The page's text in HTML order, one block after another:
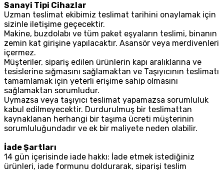
Sanayi Tipi Cihazlar
Uzman teslimat ekibimiz teslimat tarihini onaylamak için
sizinle iletişime geçecektir.
Makine, buzdolabı ve tüm paket eşyaların teslimi, binanın
zemin kat girişine yapılacaktır. Asansör veya merdivenleri
içermez.
Müşteriler, sipariş edilen ürünlerin kapı aralıklarına ve
tesislerine sığmasını sağlamaktan ve Taşıyıcının teslimatı
tamamlamak için yeterli erişime sahip olmasını
sağlamaktan sorumludur.
Uymazsa veya taşıyıcı teslimat yapamazsa sorumluluk
kabul edilmeyecektir. Durdurulmuş bir teslimattan
kaynaklanan herhangi bir taşıma ücreti müşterinin
sorumluluğundadır ve ek bir maliyete neden olabilir.
İade Şartları
14 gün içerisinde iade hakkı: İade etmek istediğiniz
ürünleri, iade formunu doldurarak, siparişi teslim